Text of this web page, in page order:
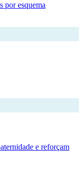
por esquema
e reforçam